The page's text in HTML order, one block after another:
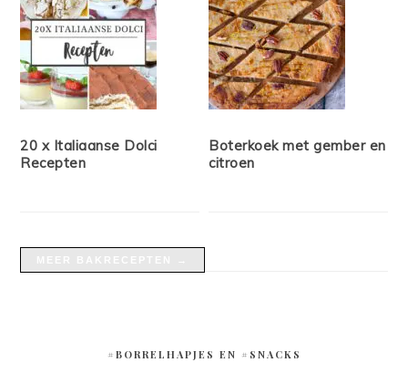
20 x Italiaanse Dolci
Recepten
Boterkoek met gember en
citroen
#BORRELHAPJES EN #SNACKS